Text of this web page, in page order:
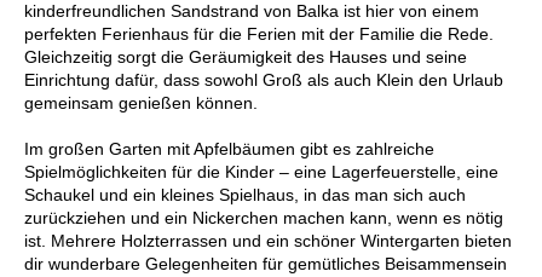
kinderfreundlichen Sandstrand von Balka ist hier von einem
perfekten Ferienhaus für die Ferien mit der Familie die Rede.
Gleichzeitig sorgt die Geräumigkeit des Hauses und seine
Einrichtung dafür, dass sowohl Groß als auch Klein den Urlaub
gemeinsam genießen können.
Im großen Garten mit Apfelbäumen gibt es zahlreiche
Spielmöglichkeiten für die Kinder – eine Lagerfeuerstelle, eine
Schaukel und ein kleines Spielhaus, in das man sich auch
zurückziehen und ein Nickerchen machen kann, wenn es nötig
ist. Mehrere Holzterrassen und ein schöner Wintergarten bieten
dir wunderbare Gelegenheiten für gemütliches Beisammensein